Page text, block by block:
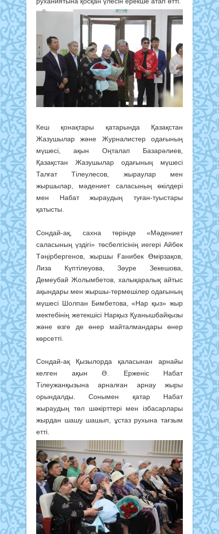
Кеш қонақтары қатарында Қазақстан
Жазушылар және Журналистер одағының
мүшесі, ақын Оңталап Базарәлиев,
Қазақстан Жазушылар одағының мүшесі
Талғат Тілеулесов, жыраулар мен
жыршылар, мәдениет саласының өкілдері
мен Набат жыраудың туған-туыстары
қатысты.
Сондай-ақ, сахна төрінде «Мәдениет
саласының үздігі» төсбелгісінің иегері Айбек
Тәңірбергенов, жыршы Ғанибек Өмірзақов,
Лиза Күптілеуова, Зәуре Зекешова,
Демеубай Жолымбетов, халықаралық айтыс
ақындары мен жыршы-термешілер одағының
мүшесі Шолпан Бимбетова, «Нар қыз» жыр
мектебінің жетекшісі Нарқыз Қуанышбайқызы
және өзге де өнер майталмандары өнер
көрсетті.
Сондай-ақ Қызылорда қаласынан арнайы
келген ақын Ә. Ерженіс Набат
Тілеужанқызына арналған арнау жыры
орындалды. Сонымен қатар Набат
жыраудың төл шәкірттері мен ізбасарлары
жырдан шашу шашып, ұстаз рухына тағзым
етті.